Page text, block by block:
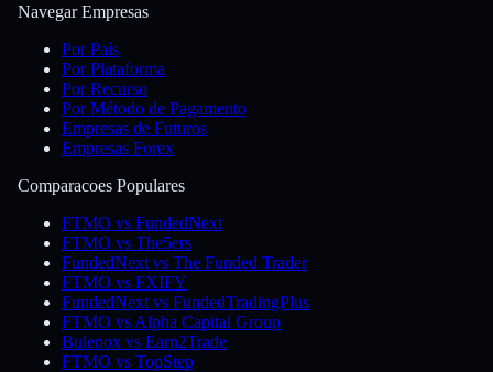
Navegar Empresas
Por País
Por Plataforma
Por Recurso
Por Método de Pagamento
Empresas de Futuros
Empresas Forex
Comparacoes Populares
FTMO vs FundedNext
FTMO vs The5ers
FundedNext vs The Funded Trader
FTMO vs FXIFY
FundedNext vs FundedTradingPlus
FTMO vs Alpha Capital Group
Bulenox vs Earn2Trade
FTMO vs TopStep